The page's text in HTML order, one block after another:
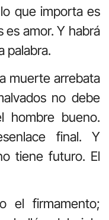
que importa es
es amor. Y habrá
palabra.
muerte arrebata
no debe
hombre bueno.
final. Y
tiene futuro. El
el firmamento;